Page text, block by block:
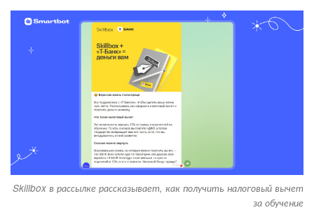
Skillbox в рассылке рассказывает, как получить налоговый вычет
за обучение